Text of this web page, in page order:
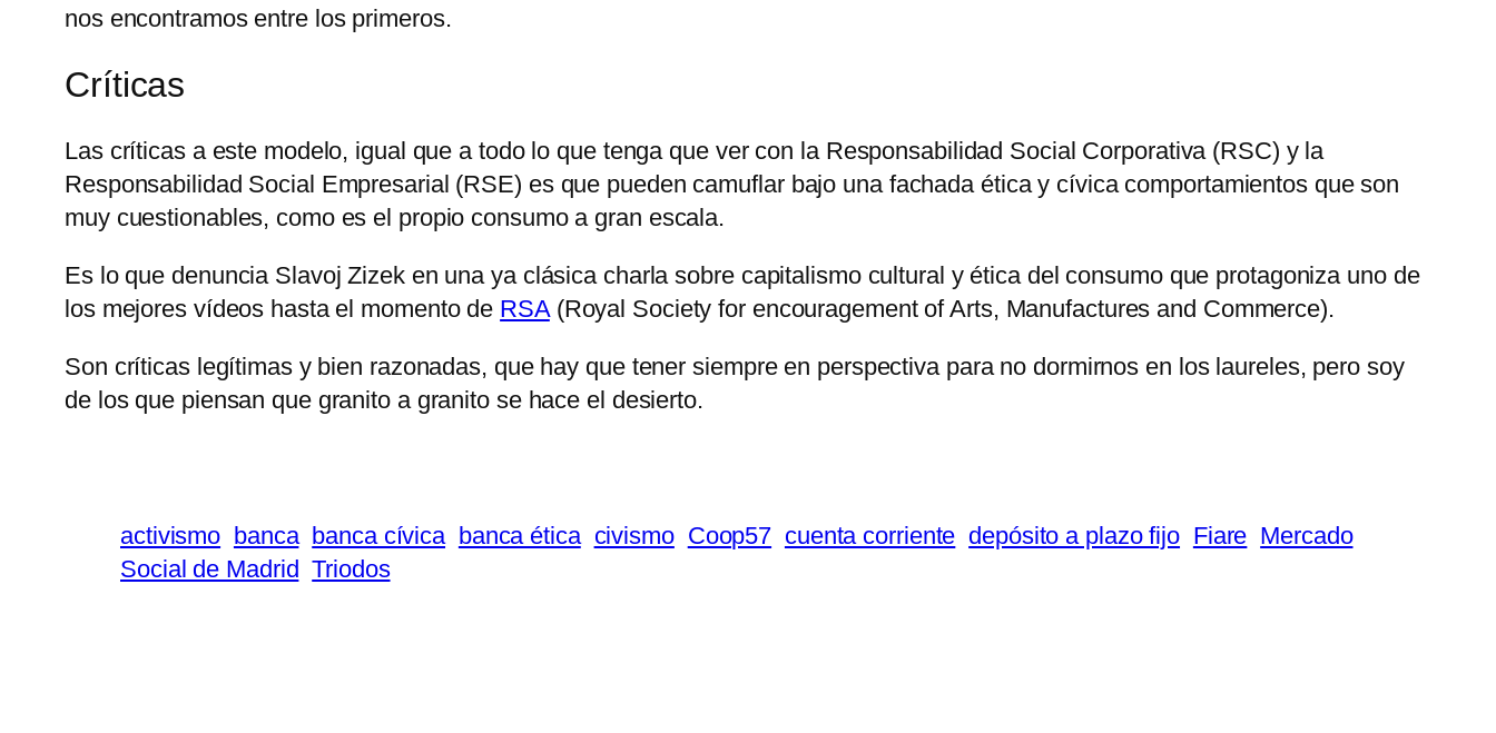
nos encontramos entre los primeros.
Críticas
Las críticas a este modelo, igual que a todo lo que tenga que ver con la Responsabilidad Social Corporativa (RSC) y la
Responsabilidad Social Empresarial (RSE) es que pueden camuflar bajo una fachada ética y cívica comportamientos que son
muy cuestionables, como es el propio consumo a gran escala.
Es lo que denuncia Slavoj Zizek en una ya clásica charla sobre capitalismo cultural y ética del consumo que protagoniza uno de
los mejores vídeos hasta el momento de RSA(Royal Society for encouragement of Arts, Manufactures and Commerce).
Son críticas legítimas y bien razonadas, que hay que tener siempre en perspectiva para no dormirnos en los laureles, pero soy
de los que piensan que granito a granito se hace el desierto.
activismo banca banca cívica banca ética civismo Coop57 cuenta corriente depósito a plazo fijo Fiare Mercado
Social de Madrid Triodos